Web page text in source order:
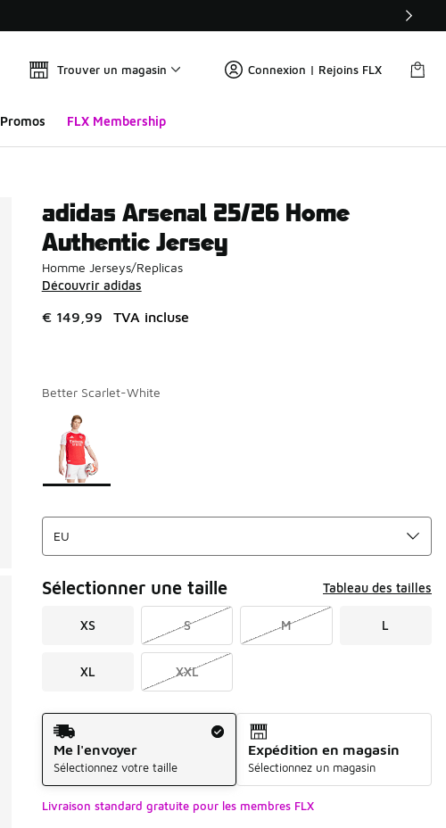
Trouver un magasin Connexion | Rejoins FLX
Promos FLX Membership
adidas Arsenal 25/26 Home
Authentic Jersey
Homme Jerseys/Replicas
Découvrir adidas
€ 149,99 TVA incluse
Better Scarlet-White
Page 1 sur 1 affichant 1 à 1 des 1 couleurs.
Merci de sélectionner un style
Sélectionner une taille Tableau des tailles
XS S M L
XL XXL
Mode d'expédition
Me l'envoyer
Sélectionnez votre taille
Expédition en magasin
Sélectionnez un magasin
Livraison standard gratuite pour les membres FLX